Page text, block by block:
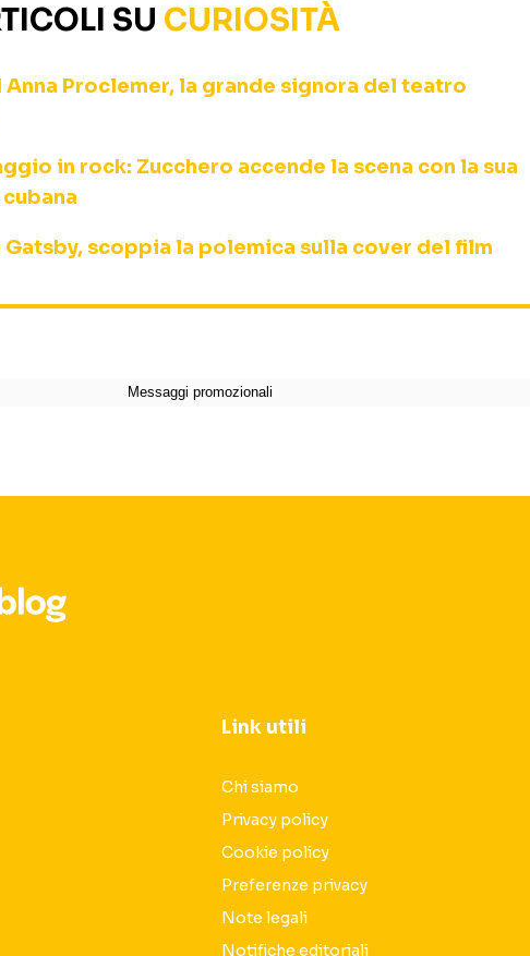
SU CURIOSITÀ
Proclemer, la grande signora del teatro
in rock: Zucchero accende la scena con la sua
Gatsby, scoppia la polemica sulla cover del film
Link utili
Chi siamo
Privacy policy
Cookie policy
Preferenze privacy
Note legali
Notifiche editoriali